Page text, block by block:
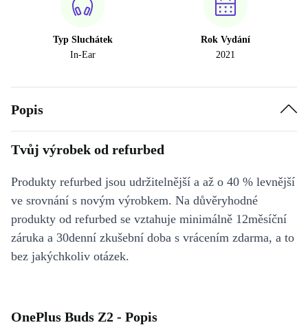
Typ Sluchátek
In-Ear
Rok Vydání
2021
Popis
Tvůj výrobek od refurbed
Produkty refurbed jsou udržitelnější a až o 40 % levnější
ve srovnání s novým výrobkem. Na důvěryhodné
produkty od refurbed se vztahuje minimálně 12měsíční
záruka a 30denní zkušební doba s vrácením zdarma, a to
bez jakýchkoliv otázek.
OnePlus Buds Z2 - Popis